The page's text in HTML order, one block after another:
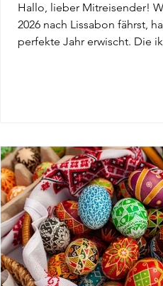
Hallo, lieber Mitreisender!
2026 nach Lissabon fährst,
perfekte Jahr erwischt. Die
bleibst, Lissabon vereint
vergangener Zeiten mit
Flair von 2026 – denk an
Ausstellungen, Blockbuster-
und die legendären
Straßenfeste,